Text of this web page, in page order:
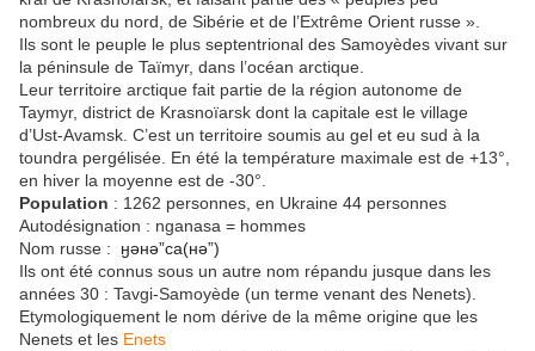
nombreux du nord, de Sibérie et de l’Extrême Orient russe ».
Ils sont le peuple le plus septentrional des Samoyèdes vivant sur
la péninsule de Taïmyr, dans l’océan arctique.
Leur territoire arctique fait partie de la région autonome de
Taymyr, district de Krasnoïarsk dont la capitale est le village
d’Ust-Avamsk. C’est un territoire soumis au gel et eu sud à la
toundra pergélisée. En été la température maximale est de +13°,
en hiver la moyenne est de -30°.
Population : 1262 personnes, en Ukraine 44 personnes
Autodésignation : nganasa = hommes
Nom russe : ӈәнә”са(нә”)
Ils ont été connus sous un autre nom répandu jusque dans les
années 30 : Tavgi-Samoyède (un terme venant des Nenets).
Etymologiquement le nom dérive de la même origine que les
Nenets et les Enets